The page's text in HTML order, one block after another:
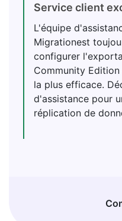
Service client
L'équipe
Migrationest
configurer
Community
la plus efficace.
d'assistance pour
réplication de